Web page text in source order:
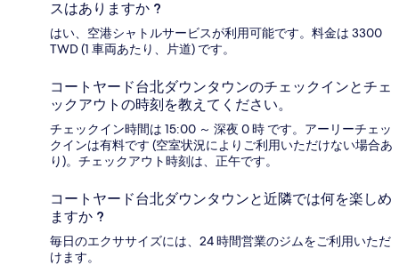
スはありますか ?
はい、空港シャトルサービスが利用可能です。料金は 3300
TWD (1 車両あたり、片道) です。
コートヤード台北ダウンタウンのチェックインとチェ
ックアウトの時刻を教えてください。
チェックイン時間は 15:00 ～ 深夜 0 時 です。アーリーチェッ
クインは有料です (空室状況によりご利用いただけない場合あ
り)。チェックアウト時刻は、正午です。
コートヤード台北ダウンタウンと近隣では何を楽しめ
ますか ?
毎日のエクササイズには、24 時間営業のジムをご利用いただ
けます。